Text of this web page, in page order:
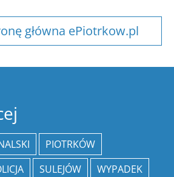
główna ePiotrkow.pl
PIOTRKÓW
SULEJÓW
WYPADEK